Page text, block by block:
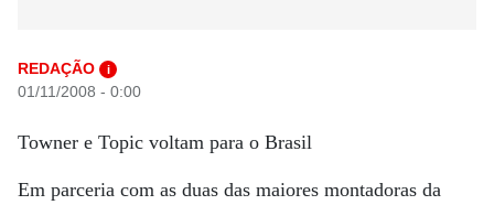
REDAÇÃO i
01/11/2008 - 0:00
Towner e Topic voltam para o Brasil
Em parceria com as duas das maiores montadoras da